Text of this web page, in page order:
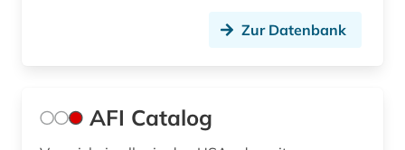
fachzeitschrift (1)
Zur Datenbank
AFI Catalog